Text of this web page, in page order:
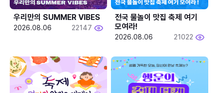
우리만의 SUMMER VIBES
2026.08.06 22147
전국 물놀이 맛집 축제 여기
모여라!
2026.08.06 21022